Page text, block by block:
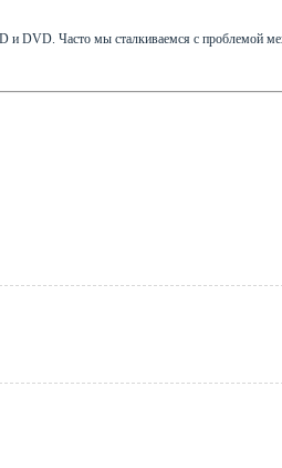
и DVD. Часто мы сталкиваемся с проблемой